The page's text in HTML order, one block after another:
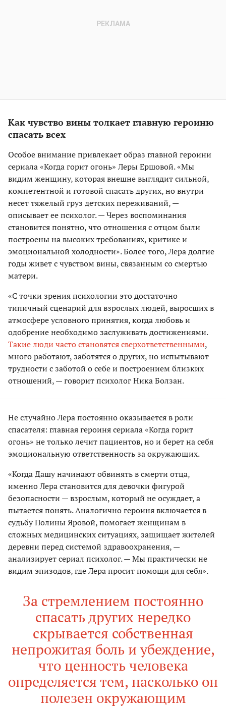
Как чувство вины толкает главную героиню
спасать всех
Особое внимание привлекает образ главной героини
сериала «Когда горит огонь» Леры Ершовой. «Мы
видим женщину, которая внешне выглядит сильной,
компетентной и готовой спасать других, но внутри
несет тяжелый груз детских переживаний, —
описывает ее психолог. — Через воспоминания
становится понятно, что отношения с отцом были
построены на высоких требованиях, критике и
эмоциональной холодности». Более того, Лера долгие
годы живет с чувством вины, связанным со смертью
матери.
«С точки зрения психологии это достаточно
типичный сценарий для взрослых людей, выросших в
атмосфере условного принятия, когда любовь и
одобрение необходимо заслуживать достижениями.
Такие люди часто становятся сверхответственными,
много работают, заботятся о других, но испытывают
трудности с заботой о себе и построением близких
отношений, — говорит психолог Ника Болзан.
Не случайно Лера постоянно оказывается в роли
спасателя: главная героиня сериала «Когда горит
огонь» не только лечит пациентов, но и берет на себя
эмоциональную ответственность за окружающих.
«Когда Дашу начинают обвинять в смерти отца,
именно Лера становится для девочки фигурой
безопасности — взрослым, который не осуждает, а
пытается понять. Аналогично героиня включается в
судьбу Полины Яровой, помогает женщинам в
сложных медицинских ситуациях, защищает жителей
деревни перед системой здравоохранения, —
анализирует сериал психолог. — Мы практически не
видим эпизодов, где Лера просит помощи для себя».
За стремлением постоянно
спасать других нередко
скрывается собственная
непрожитая боль и убеждение,
что ценность человека
определяется тем, насколько он
полезен окружающим